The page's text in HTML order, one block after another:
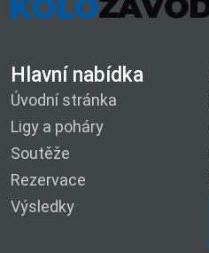
Hlavní nabídka
Úvodní stránka
Ligy a poháry
Soutěže
Rezervace
Výsledky